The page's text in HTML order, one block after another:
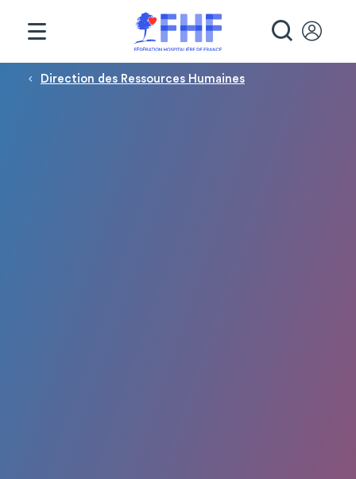
Fil d'Ariane
Direction des Ressources Humaines
Panneau de gestion des cookies